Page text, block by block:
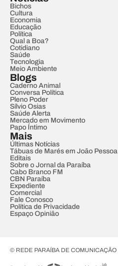
Bichos
Cultura
Economia
Educação
Política
Qual a Boa?
Cotidiano
Saúde
Tecnologia
Meio Ambiente
Blogs
Caderno Animal
Conversa Política
Pleno Poder
Sílvio Osias
Saúde Alerta
Mercado em Movimento
Papo Íntimo
Mais
Últimas Notícias
Tábuas de Marés em João Pessoa
Editais
Sobre o Jornal da Paraíba
Cabo Branco FM
CBN Paraíba
Expediente
Comercial
Fale Conosco
Política de Privacidade
Espaço Opinião
© REDE PARAÍBA DE COMUNICAÇÃO